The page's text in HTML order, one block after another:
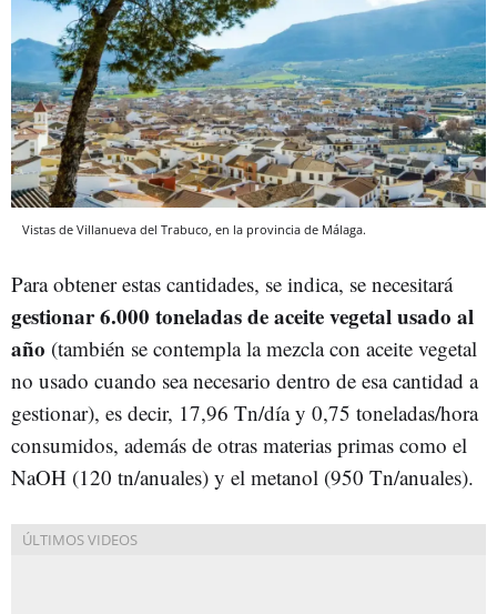
Vistas de Villanueva del Trabuco, en la provincia de Málaga.
Para obtener estas cantidades, se indica, se necesitará
gestionar 6.000 toneladas de aceite vegetal usado al
año (también se contempla la mezcla con aceite vegetal
no usado cuando sea necesario dentro de esa cantidad a
gestionar), es decir, 17,96 Tn/día y 0,75 toneladas/hora
consumidos, además de otras materias primas como el
NaOH (120 tn/anuales) y el metanol (950 Tn/anuales).